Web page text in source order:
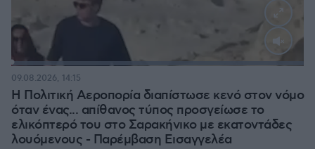
Loaded:
Η Πολιτική Αεροπορία διαπίστωσε κενό στον νόμο
όταν ένας... απίθανος τύπος προσγείωσε το
ελικόπτερό του στο Σαρακήνικο με εκατοντάδες
λουόμενους - Παρέμβαση Εισαγγελέα
09.08.2026, 14:15